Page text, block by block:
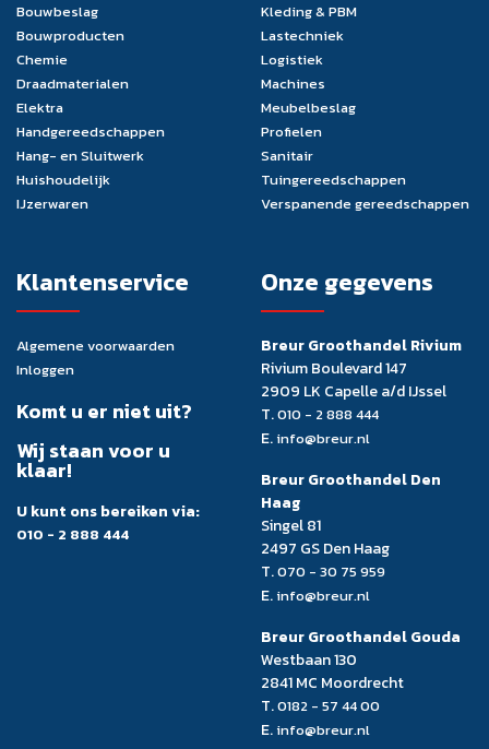
Bouwbeslag
Bouwproducten
Chemie
Draadmaterialen
Elektra
Handgereedschappen
Hang- en Sluitwerk
Huishoudelijk
IJzerwaren
Kleding & PBM
Lastechniek
Logistiek
Machines
Meubelbeslag
Profielen
Sanitair
Tuingereedschappen
Verspanende gereedschappen
Klantenservice
Algemene voorwaarden
Inloggen
Komt u er niet uit?
Wij staan voor u
klaar!
U kunt ons bereiken via:
010 - 2 888 444
Onze gegevens
Breur Groothandel Rivium
Rivium Boulevard 147
2909 LK Capelle a/d IJssel
T.010 - 2 888 444
E. info@breur.nl
Breur Groothandel Den
Haag
Singel 81
2497 GS Den Haag
T.070 - 30 75 959
E. info@breur.nl
Breur Groothandel Gouda
Westbaan 130
2841 MC Moordrecht
T.0182 - 57 44 00
E. info@breur.nl